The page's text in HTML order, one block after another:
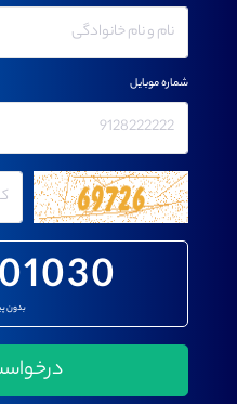
بدون
شماره موبایل